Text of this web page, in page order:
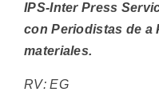
IPS-Inter Press
con Periodistas de a
materiales.
RV: EG